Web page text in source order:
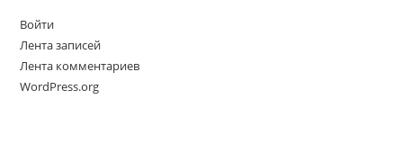
Войти
Лента записей
Лента комментариев
WordPress.org